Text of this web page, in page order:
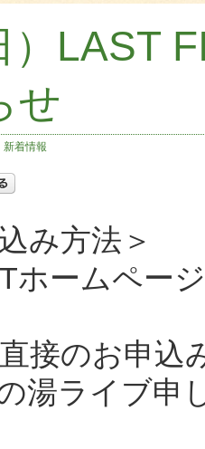
）LAST
せ
新着情報
み方法＞
ホームペー
接のお申込
の湯ライブ申